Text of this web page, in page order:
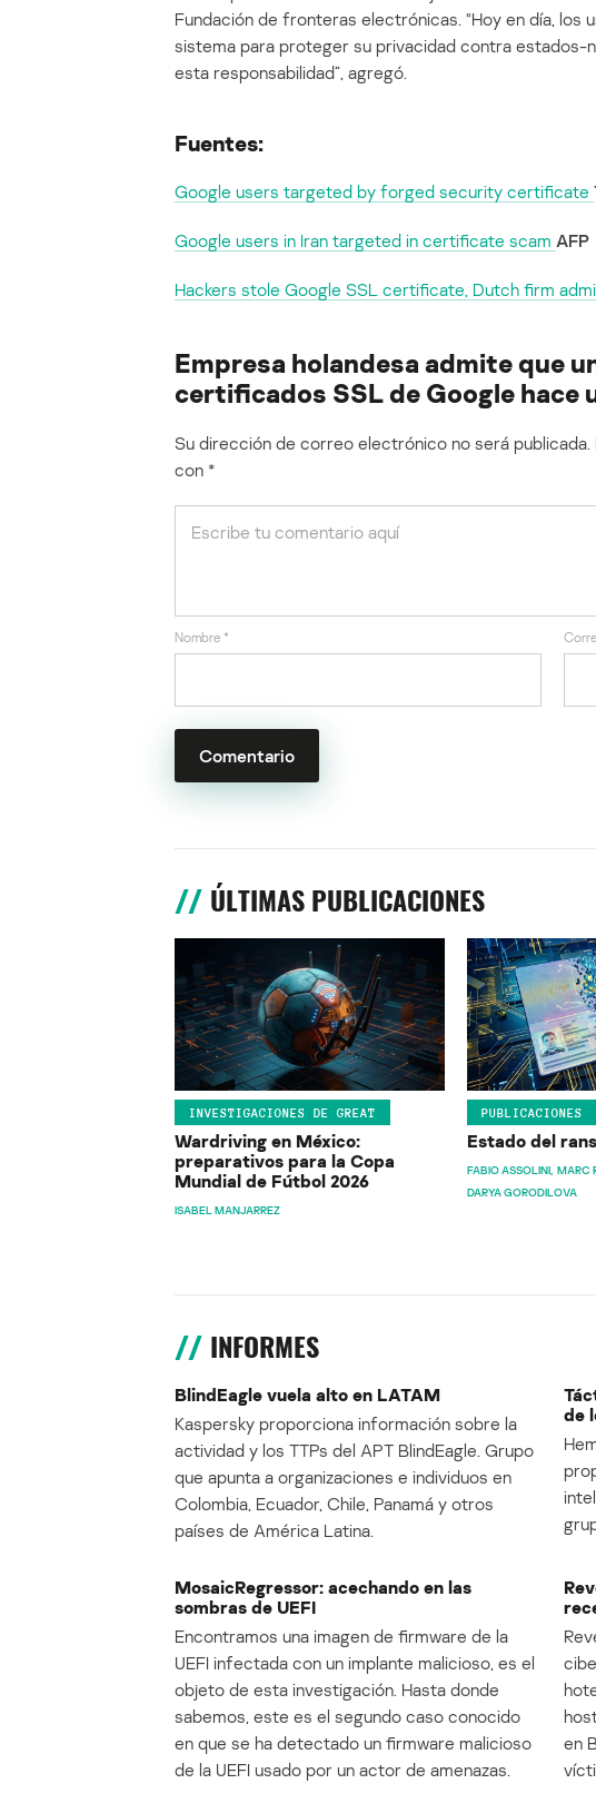
Fundación de fronteras electrónicas. “Hoy en día, los
sistema para proteger su privacidad contra estados-
esta responsabilidad”, agregó.
Fuentes:
Google users targeted by forged security certificate
Google users in Iran targeted in certificate scam AFP
Hackers stole Google SSL certificate, Dutch firm
Empresa holandesa admite que
certificados SSL de Google hace
Su dirección de correo electrónico no será publicada.
con *
Nombre *
ÚLTIMAS PUBLICACIONES
INVESTIGACIONES DE GREAT
Wardriving en México:
preparativos para la Copa
Mundial de Fútbol 2026
ISABEL MANJARREZ
PUBLICACIONES
Estado del
FABIO ASSOLINI MARC
DARYA GORODILOVA
INFORMES
BlindEagle vuela alto en LATAM
Kaspersky proporciona información sobre la
actividad y los TTPs del APT BlindEagle. Grupo
que apunta a organizaciones e individuos en
Colombia, Ecuador, Chile, Panamá y otros
países de América Latina.
de
MosaicRegressor: acechando en las
sombras de UEFI
Encontramos una imagen de firmware de la
UEFI infectada con un implante malicioso, es el
objeto de esta investigación. Hasta donde
sabemos, este es el segundo caso conocido
en que se ha detectado un firmware malicioso
de la UEFI usado por un actor de amenazas.
en